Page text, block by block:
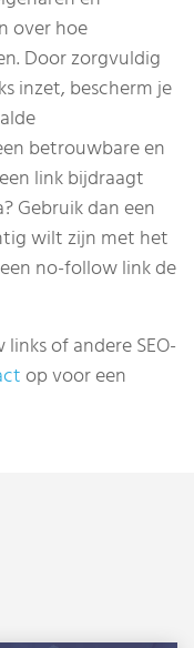
over hoe
Door zorgvuldig
inzet, bescherm je
betrouwbare en
link bijdraagt
Gebruik dan een
wilt zijn met het
no-follow link de
of andere SEO-
op voor een